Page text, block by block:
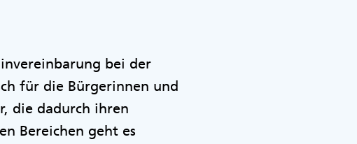
bei der
für die Bürgerinnen und
die dadurch ihren
Bereichen geht es